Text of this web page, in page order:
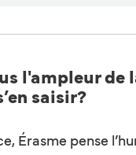
l'ampleur
saisir?
Érasme pense